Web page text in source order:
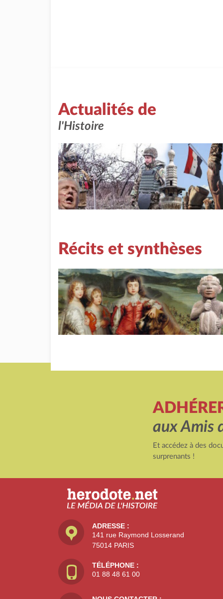
Actualités de
l'Histoire
Récits et synthèses
aux Amis
Et accédez à des
surprenants !
ADRESSE :
141 rue Raymond Losserand
75014 PARIS
TÉLÉPHONE :
01 88 48 61 00